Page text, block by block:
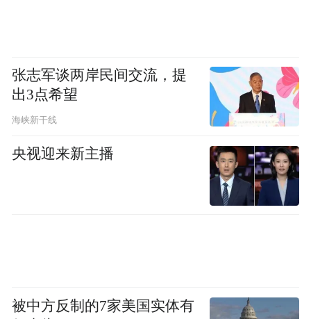
张志军谈两岸民间交流，提
出3点希望
海峡新干线
央视迎来新主播
被中方反制的7家美国实体有